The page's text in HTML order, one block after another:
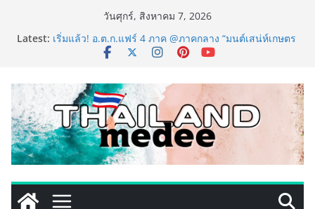
วันศุกร์, สิงหาคม 7, 2026
Latest: เริ่มแล้ว! อ.ต.ก.แฟร์ 4 ภาค @ภาคกลาง “มนต์เสน่ห์เกษตร
ไทย สู่ใจกลางมหานคร” ชวนชิม ช้อป สินค้าเกษตร
ททท. ประกาศความสำเร็จ Village to the World Season
5 ผนึก 9 พันธมิตร ขับเคลื่อน ESG Tourism สืบสานพระ
ราชปณิธาน สร้างคุณค่าการท่องเที่ยวไทยอย่างยั่งยืน
เหิงลี่ แมนูแฟคเจอริ่ง เทคโนโลยี (ไทยแลนด์) เปิดโรงงาน
แห่งใหม่ในชลบุรี เดินหน้าขยายฐานการผลิตสู่เอเชียตะวัน
ออกเฉียงใต้ เสริมแกร่งยุทธศาสตร์ระดับโลก
TECNO ประกาศทรานส์ฟอร์มจากเกมมิ่งโฟน สู่ไลฟ์สไตล์
แฟชั่นไอเท็ม เสิร์ฟใหญ่ปักหมุดแลนมาร์คใหม่กลางสถานี
MRT วาง POVA 8 Series จุดเริ่มต้นครั้งสำคัญ